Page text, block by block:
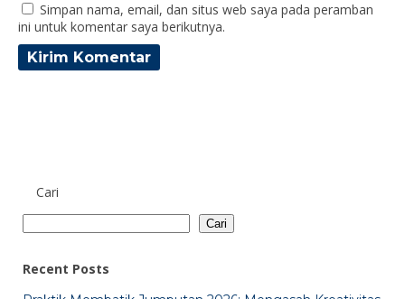
Simpan nama, email, dan situs web saya pada peramban
ini untuk komentar saya berikutnya.
Cari
Cari
Recent Posts